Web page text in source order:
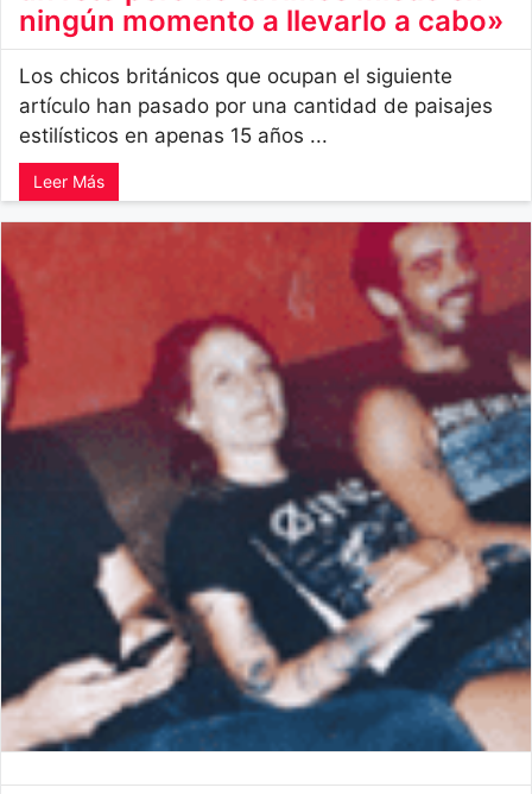
ningún momento a llevarlo a cabo»
Los chicos británicos que ocupan el siguiente
artículo han pasado por una cantidad de paisajes
estilísticos en apenas 15 años ...
Leer Más